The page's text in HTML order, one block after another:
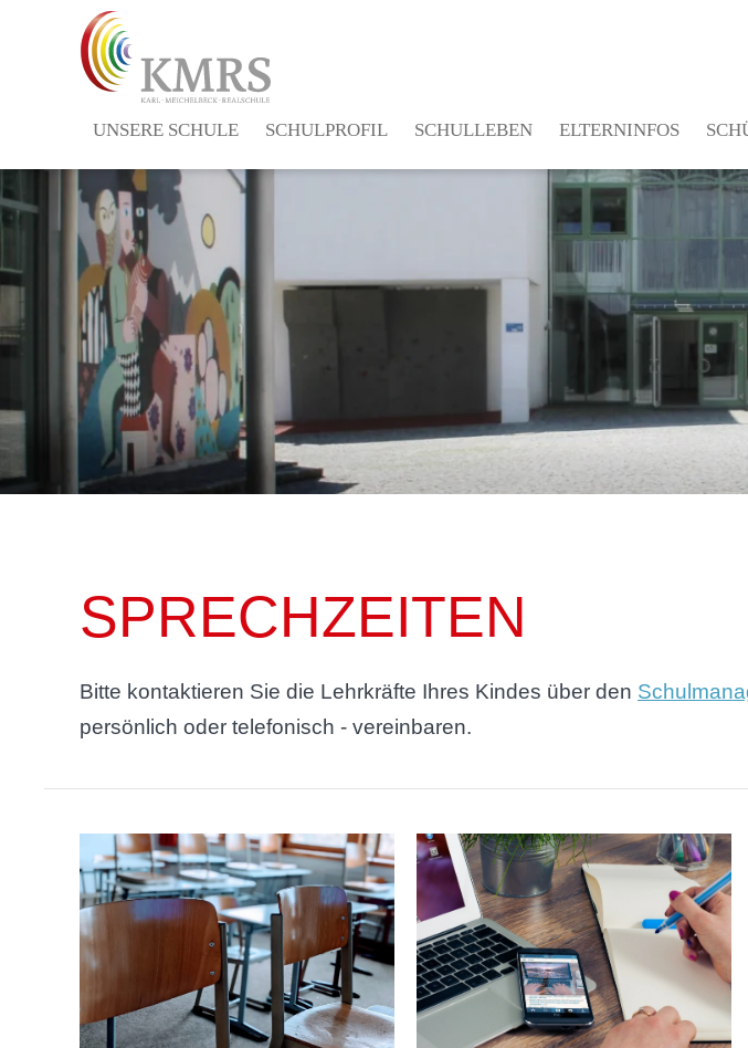
UNSERE SCHULE SCHULPROFIL SCHULLEBEN ELTERNINFOS
SPRECHZEITEN
Bitte kontaktieren Sie die Lehrkräfte Ihres Kindes über den
persönlich oder telefonisch - vereinbaren.